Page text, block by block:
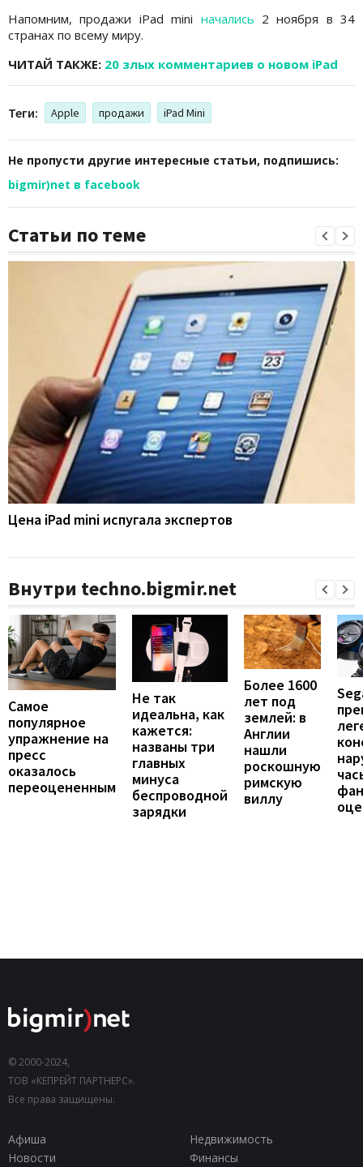
Напомним, продажи iPad mini начались 2 ноября в 34
странах по всему миру.
ЧИТАЙ ТАКЖЕ: 20 злых комментариев о новом iPad
Теги: Apple продажи iPad Mini
Не пропусти другие интересные статьи, подпишись:
bigmir)net в facebook
Статьи по теме
Цена iPad mini испугала экспертов
Внутри techno.bigmir.net
Самое
популярное
упражнение на
пресс
оказалось
переоцененным
Не так
идеальна, как
кажется:
названы три
главных
минуса
беспроводной
зарядки
Более 1600
лет под
землей: в
Англии
нашли
роскошную
римскую
виллу
© 2000-2024,
ТОВ «КЕПРЕЙТ ПАРТНЕРС».
Все права защищены.
Афиша
Недвижимость
Новости
Финансы